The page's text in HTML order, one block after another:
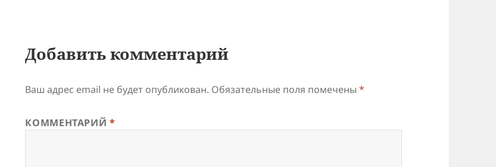
Добавить комментарий
Ваш адрес email не будет опубликован. Обязательные поля помечены*
КОММЕНТАРИЙ*